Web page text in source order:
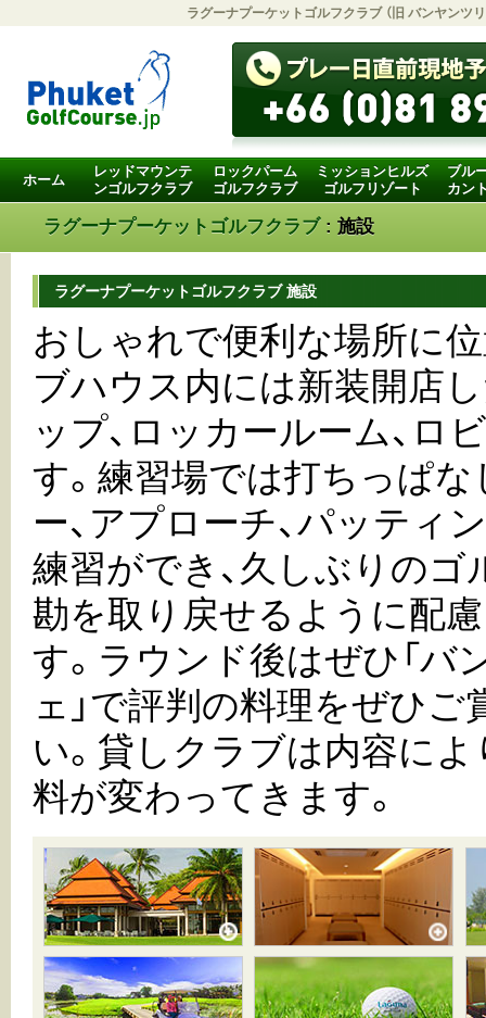
ラグーナプーケットゴルフクラブ （旧 バンヤンツ
ホーム
レッドマウンテ
ンゴルフクラブ
ロックパーム
ゴルフクラブ
ミッションヒルズ
ゴルフリゾート
ブル
カン
ラグーナプーケットゴルフクラブ: 施設
ラグーナプーケットゴルフクラブ 施設
おしゃれで便利な場所に
ブハウス内には新装開店
ップ、ロッカールーム、ロ
す。練習場では打ちっぱな
ー、アプローチ、パッティ
練習ができ、久しぶりのゴ
勘を取り戻せるように配
す。ラウンド後はぜひ「バ
ェ」で評判の料理をぜひご
い。貸しクラブは内容に
料が変わってきます。